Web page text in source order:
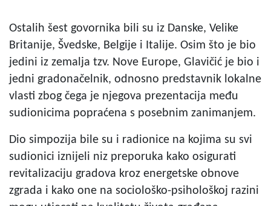
Ostalih šest govornika bili su iz Danske, Velike
Britanije, Švedske, Belgije i Italije. Osim što je bio
jedini iz zemalja tzv. Nove Europe, Glavičić je bio i
jedni gradonačelnik, odnosno predstavnik lokalne
vlasti zbog čega je njegova prezentacija među
sudionicima popraćena s posebnim zanimanjem.
Dio simpozija bile su i radionice na kojima su svi
sudionici iznijeli niz preporuka kako osigurati
revitalizaciju gradova kroz energetske obnove
zgrada i kako one na sociološko-psihološkoj razini